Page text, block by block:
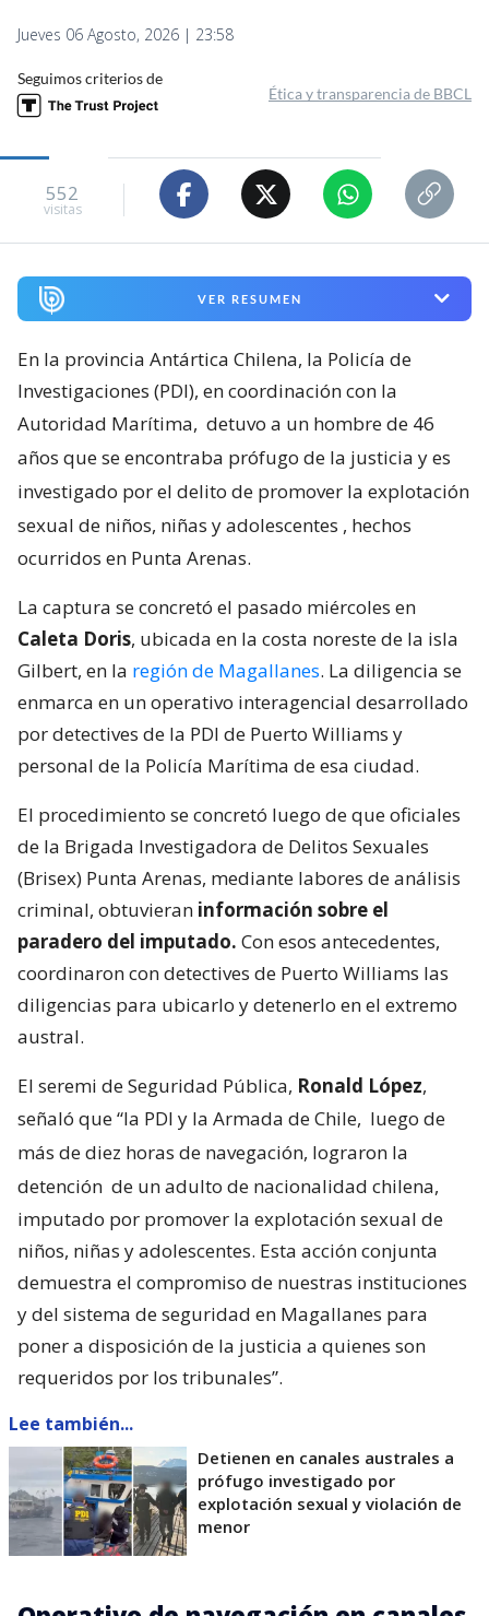
Jueves 06 Agosto, 2026 | 23:58
Seguimos criterios de
Ética y transparencia de BBCL
552
visitas
VER RESUMEN
En la provincia Antártica Chilena, la Policía de
Investigaciones (PDI), en coordinación con la
Autoridad Marítima, detuvo a un hombre de 46
años que se encontraba prófugo de la justicia y es
investigado por el delito de promover la explotación
sexual de niños, niñas y adolescentes , hechos
ocurridos en Punta Arenas.
La captura se concretó el pasado miércoles en
Caleta Doris, ubicada en la costa noreste de la isla
Gilbert, en la región de Magallanes. La diligencia se
enmarca en un operativo interagencial desarrollado
por detectives de la PDI de Puerto Williams y
personal de la Policía Marítima de esa ciudad.
El procedimiento se concretó luego de que oficiales
de la Brigada Investigadora de Delitos Sexuales
(Brisex) Punta Arenas, mediante labores de análisis
criminal, obtuvieran información sobre el
paradero del imputado. Con esos antecedentes,
coordinaron con detectives de Puerto Williams las
diligencias para ubicarlo y detenerlo en el extremo
austral.
El seremi de Seguridad Pública, Ronald López,
señaló que “la PDI y la Armada de Chile, luego de
más de diez horas de navegación, lograron la
detención de un adulto de nacionalidad chilena,
imputado por promover la explotación sexual de
niños, niñas y adolescentes. Esta acción conjunta
demuestra el compromiso de nuestras instituciones
y del sistema de seguridad en Magallanes para
poner a disposición de la justicia a quienes son
requeridos por los tribunales”.
Lee también...
Detienen en canales australes a
prófugo investigado por
explotación sexual y violación de
menor